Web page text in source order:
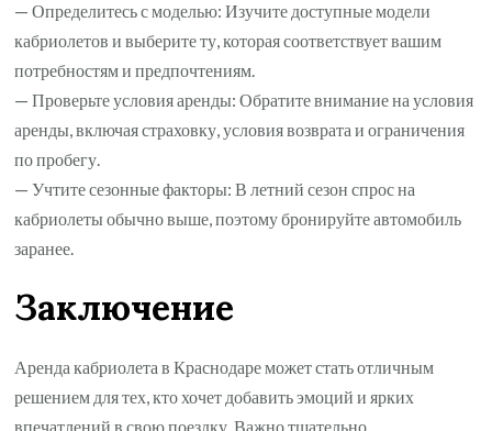
— Определитесь с моделью: Изучите доступные модели
кабриолетов и выберите ту, которая соответствует вашим
потребностям и предпочтениям.
— Проверьте условия аренды: Обратите внимание на условия
аренды, включая страховку, условия возврата и ограничения
по пробегу.
— Учтите сезонные факторы: В летний сезон спрос на
кабриолеты обычно выше, поэтому бронируйте автомобиль
заранее.
Заключение
Аренда кабриолета в Краснодаре может стать отличным
решением для тех, кто хочет добавить эмоций и ярких
впечатлений в свою поездку. Важно тщательно